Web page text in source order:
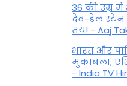
36 की उम्र
देव-डेल स्टेन
तय! - Aaj
भारत और
मुकाबला,
- India TV